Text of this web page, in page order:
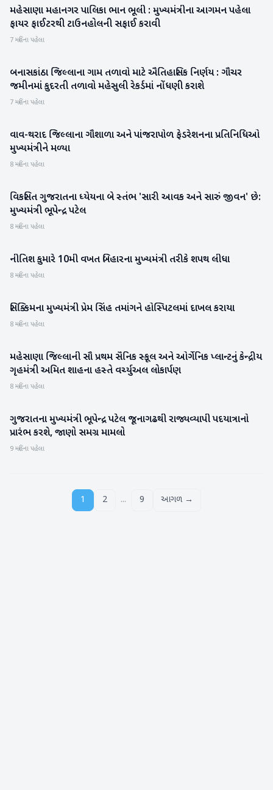
મહેસાણા
મહેસાણા મહાનગર પાલિકા ભાન ભૂલી : મુખ્યમંત્રીના આગમન પહેલા
ફાયર ફાઈટરથી ટાઉનહોલની સફાઈ કરાવી
7 મહિના પહેલા
બનાસકાંઠા
બનાસકાંઠા જિલ્લાના ગામ તળાવો માટે ઐતિહાસિક નિર્ણય : ગૌચર
જમીનમાં કુદરતી તળાવો મહેસુલી રેકર્ડમાં નોંધણી કરાશે
7 મહિના પહેલા
બનાસકાંઠા
વાવ-થરાદ જિલ્લાના ગૌશાળા અને પાંજરાપોળ ફેડરેશનના પ્રતિનિધિઓ
મુખ્યમંત્રીને મળ્યા
8 મહિના પહેલા
ગુજરાત
વિકસિત ગુજરાતના ધ્યેયના બે સ્તંભ 'સારી આવક અને સારું જીવન' છે:
મુખ્યમંત્રી ભૂપેન્દ્ર પટેલ
8 મહિના પહેલા
રાષ્ટ્રીય
નીતિશ કુમારે 10મી વખત બિહારના મુખ્યમંત્રી તરીકે શપથ લીધા
8 મહિના પહેલા
રાષ્ટ્રીય
સિક્કિમના મુખ્યમંત્રી પ્રેમ સિંહ તમાંગને હોસ્પિટલમાં દાખલ કરાયા
8 મહિના પહેલા
મહેસાણા
મહેસાણા જિલ્લાની સૌ પ્રથમ સૈનિક સ્કૂલ અને ઓર્ગેનિક પ્લાન્ટનું કેન્દ્રીય
ગૃહમંત્રી અમિત શાહના હસ્તે વર્ચ્યુઅલ લોકાર્પણ
8 મહિના પહેલા
ગુજરાત
ગુજરાતના મુખ્યમંત્રી ભૂપેન્દ્ર પટેલ જૂનાગઢથી રાજ્યવ્યાપી પદયાત્રાનો
પ્રારંભ કરશે, જાણો સમગ્ર મામલો
9 મહિના પહેલા
1 2 ... 9 આગળ →